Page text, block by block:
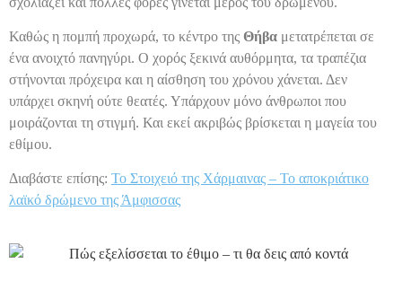
Καθώς η πομπή προχωρά, το κέντρο της Θήβα μετατρέπεται σε
ένα ανοιχτό πανηγύρι. Ο χορός ξεκινά αυθόρμητα, τα τραπέζια
στήνονται πρόχειρα και η αίσθηση του χρόνου χάνεται. Δεν
υπάρχει σκηνή ούτε θεατές. Υπάρχουν μόνο άνθρωποι που
μοιράζονται τη στιγμή. Και εκεί ακριβώς βρίσκεται η μαγεία του
εθίμου.
Διαβάστε επίσης: Το Στοιχειό της Χάρμαινας – Το αποκριάτικο
λαϊκό δρώμενο της Άμφισσας